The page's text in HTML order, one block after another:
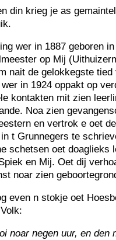
din krieg je as
wer in 1887 geboren
op Mij
nait de gelokkegste tied
in 1924 oppakt op
kontakten mit zien
Noa zien
en vertrok e oet
t Grunnegers te
schetsen oet doaglieks
en Mij. Oet dij
noar zien
even n stokje oet
noar negen uur, en den